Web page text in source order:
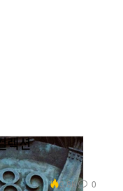
렉션
3.8K 0